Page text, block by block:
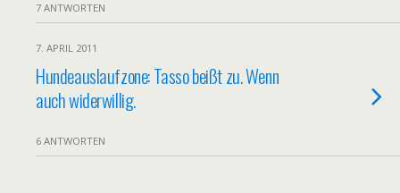
7 ANTWORTEN
7. APRIL 2011
Hundeauslaufzone: Tasso beißt zu. Wenn
auch widerwillig.
6 ANTWORTEN